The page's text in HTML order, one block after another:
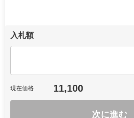
入札額
現在価格 11,100
次に進む